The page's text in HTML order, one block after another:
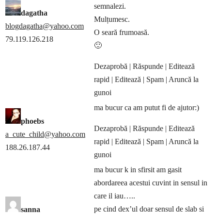
dagatha
blogdagatha@yahoo.com
79.119.126.218
semnalezi.
Mulțumesc.
O seară frumoasă.
🙂
Dezaprobă | Răspunde | Editează
rapid | Editează | Spam | Aruncă la
gunoi
phoebs
a_cute_child@yahoo.com
188.26.187.44
ma bucur ca am putut fi de ajutor:)
Dezaprobă | Răspunde | Editează
rapid | Editează | Spam | Aruncă la
gunoi
sanna
ma bucur k in sfirsit am gasit
abordareea acestui cuvint in sensul in
care il iau…..
pe cind dex’ul doar sensul de slab si